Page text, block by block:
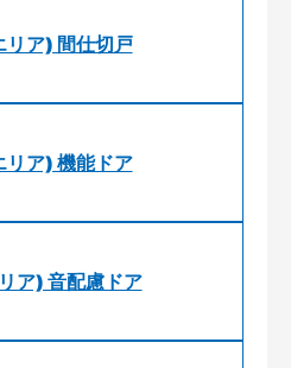
ア) 間仕切戸
ア) 機能ドア
ア) 音配慮ドア